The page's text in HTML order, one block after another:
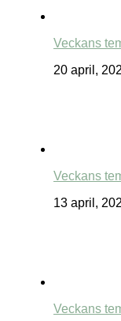
Veckans
20 april,
Veckans
13 april,
Veckans